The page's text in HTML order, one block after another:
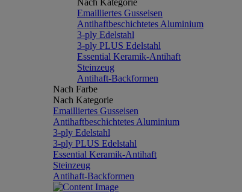
Nach Kategorie
Emailliertes Gusseisen
Antihaftbeschichtetes Aluminium
3-ply Edelstahl
3-ply PLUS Edelstahl
Essential Keramik-Antihaft
Steinzeug
Antihaft-Backformen
Nach Farbe
Nach Kategorie
Emailliertes Gusseisen
Antihaftbeschichtetes Aluminium
3-ply Edelstahl
3-ply PLUS Edelstahl
Essential Keramik-Antihaft
Steinzeug
Antihaft-Backformen